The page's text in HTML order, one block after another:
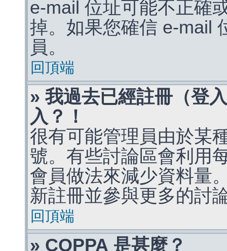
e-mail 位址可能不正確
掉。如果您確信 e-mail
員。
回頂端
» 我過去已經註冊（登
入？！
很有可能管理員由於某
號。有些討論區會利用
會員做法來減少資料量
新註冊並參與更多的討
回頂端
» COPPA 是甚麼？